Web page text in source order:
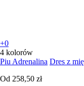
+0
4 kolorów
Piu Adrenalina Dres z
Od 258,50 zł